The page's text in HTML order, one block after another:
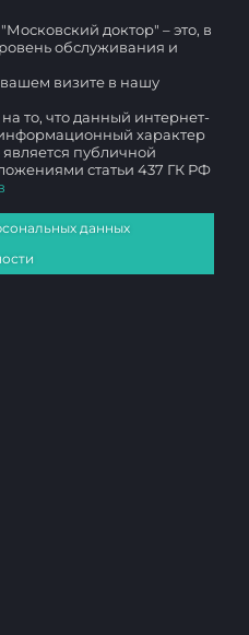
доктор" – это, в
обслуживания и
визите в нашу
на то, что данный интернет-
характер
публичной
статьи 437 ГК РФ
данных